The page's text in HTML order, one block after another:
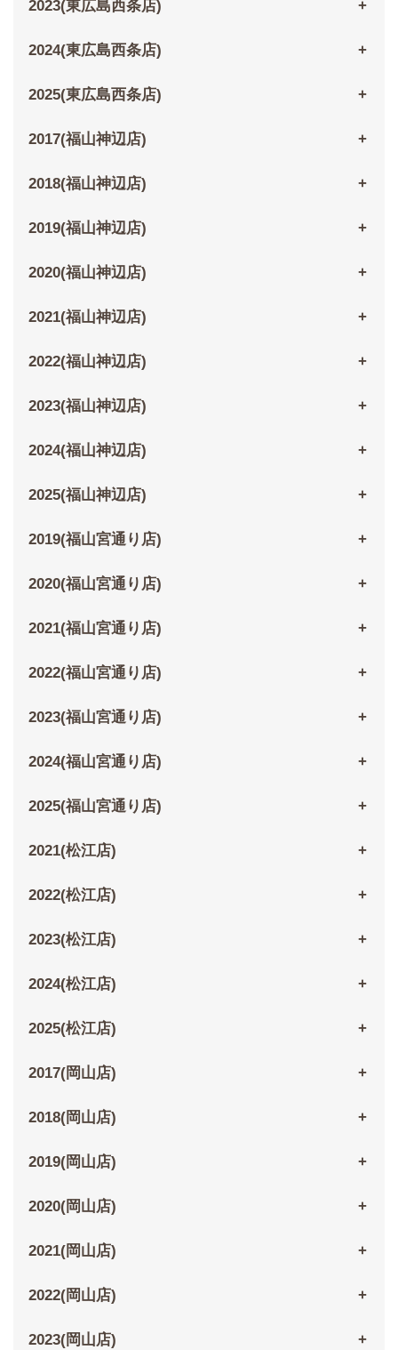
2023(東広島西条店)
2024(東広島西条店)
2025(東広島西条店)
2017(福山神辺店)
2018(福山神辺店)
2019(福山神辺店)
2020(福山神辺店)
2021(福山神辺店)
2022(福山神辺店)
2023(福山神辺店)
2024(福山神辺店)
2025(福山神辺店)
2019(福山宮通り店)
2020(福山宮通り店)
2021(福山宮通り店)
2022(福山宮通り店)
2023(福山宮通り店)
2024(福山宮通り店)
2025(福山宮通り店)
2021(松江店)
2022(松江店)
2023(松江店)
2024(松江店)
2025(松江店)
2017(岡山店)
2018(岡山店)
2019(岡山店)
2020(岡山店)
2021(岡山店)
2022(岡山店)
2023(岡山店)